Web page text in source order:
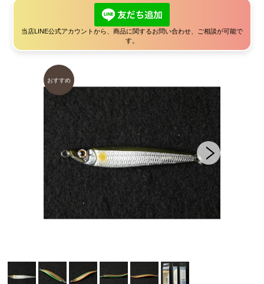
フライライン
フライマテリアル
ギア・アクセサリー
当店LINE公式アカウントから、商品に関するお問い合わせ、ご相談が可能で
す。